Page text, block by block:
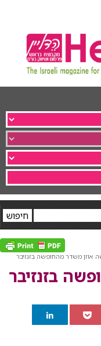
אוזן משדר מהחופשה בזנזיבר
בזנזיבר